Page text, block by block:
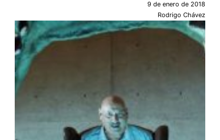
9 de enero de 2018
Rodrigo Chávez